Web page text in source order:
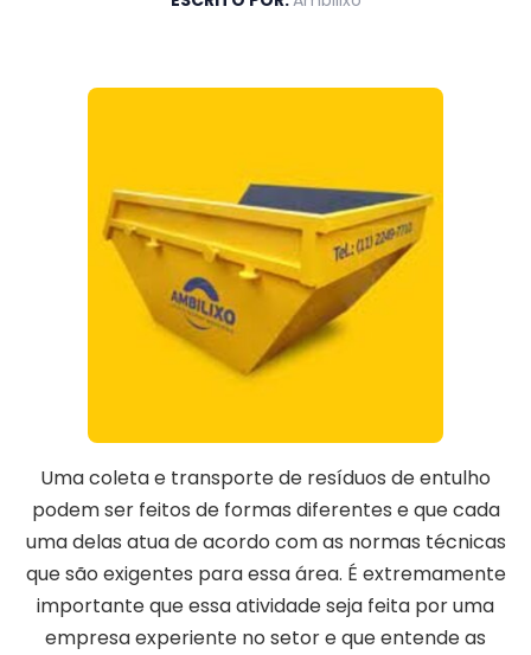
Uma coleta e transporte de resíduos de entulho
podem ser feitos de formas diferentes e que cada
uma delas atua de acordo com as normas técnicas
que são exigentes para essa área. É extremamente
importante que essa atividade seja feita por uma
empresa experiente no setor e que entende as